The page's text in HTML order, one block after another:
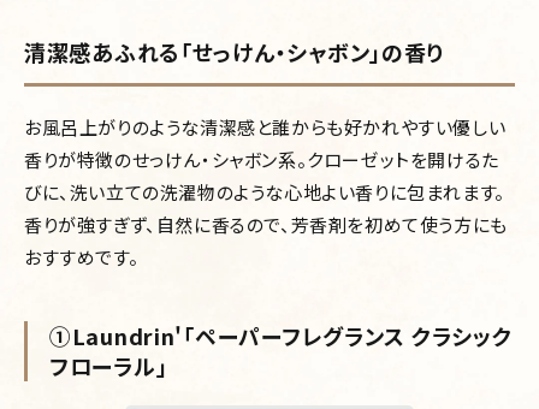
清潔感あふれる「せっけん・シャボン」の香り
お風呂上がりのような清潔感と誰からも好かれやすい優しい
香りが特徴のせっけん・シャボン系。クローゼットを開けるた
びに、洗い立ての洗濯物のような心地よい香りに包まれます。
香りが強すぎず、自然に香るので、芳香剤を初めて使う方にも
おすすめです。
①Laundrin'「ペーパーフレグランス クラシック
フローラル」